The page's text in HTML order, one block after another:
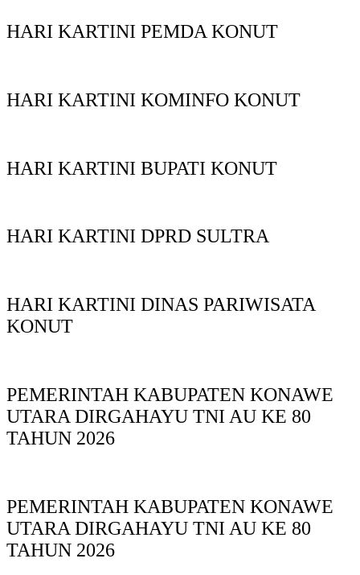
HARI KARTINI PEMDA KONUT
HARI KARTINI KOMINFO KONUT
HARI KARTINI BUPATI KONUT
HARI KARTINI DPRD SULTRA
HARI KARTINI DINAS PARIWISATA
KONUT
PEMERINTAH KABUPATEN KONAWE
UTARA DIRGAHAYU TNI AU KE 80
TAHUN 2026
PEMERINTAH KABUPATEN KONAWE
UTARA DIRGAHAYU TNI AU KE 80
TAHUN 2026